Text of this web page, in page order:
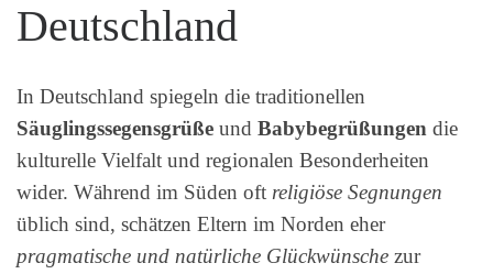
Deutschland
In Deutschland spiegeln die traditionellen
Säuglingssegensgrüße und Babybegrüßungen die
kulturelle Vielfalt und regionalen Besonderheiten
wider. Während im Süden oft religiöse Segnungen
üblich sind, schätzen Eltern im Norden eher
pragmatische und natürliche Glückwünsche zur